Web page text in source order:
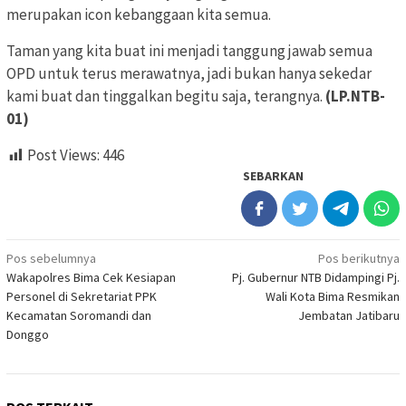
merupakan icon kebanggaan kita semua.
Taman yang kita buat ini menjadi tanggung jawab semua
OPD untuk terus merawatnya, jadi bukan hanya sekedar
kami buat dan tinggalkan begitu saja, terangnya. (LP.NTB-
01)
Post Views: 446
SEBARKAN
Navigasi
pos
Pos sebelumnya
Wakapolres Bima Cek Kesiapan
Personel di Sekretariat PPK
Kecamatan Soromandi dan
Donggo
Pos berikutnya
Pj. Gubernur NTB Didampingi Pj.
Wali Kota Bima Resmikan
Jembatan Jatibaru